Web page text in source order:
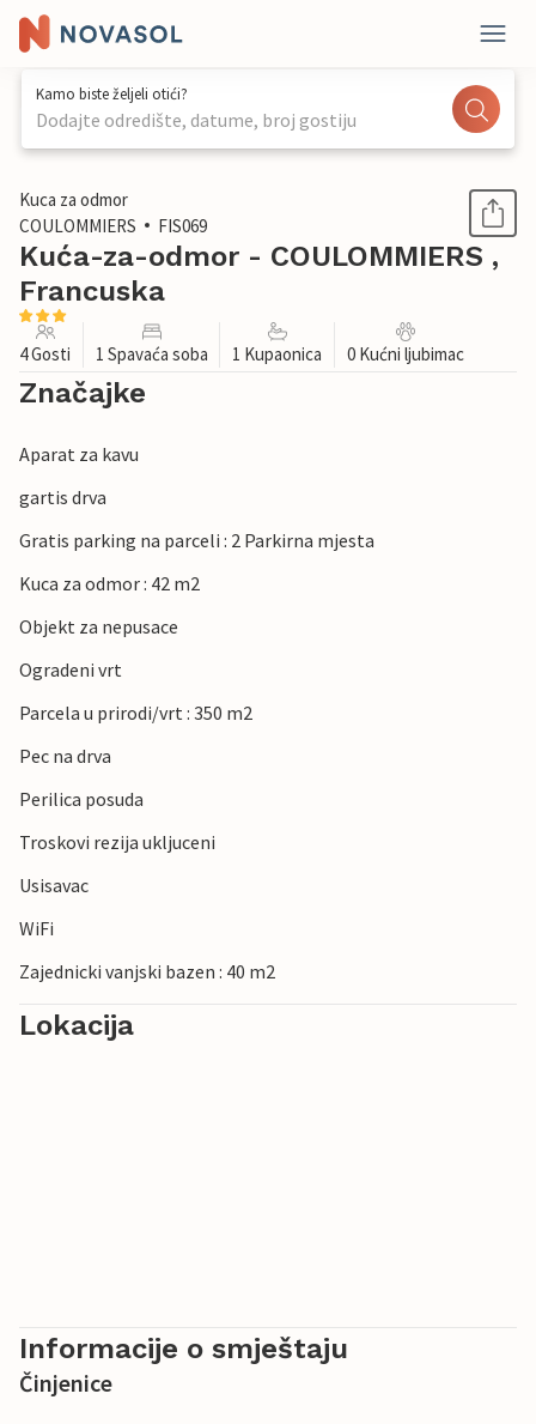
Kamo biste željeli otići?
Dodajte odredište, datume, broj gostiju
1 / 33
Kuca za odmor
COULOMMIERS
FIS069
Kuća-za-odmor - COULOMMIERS ,
Francuska
4 Gosti 1 Spavaća soba 1 Kupaonica 0 Kućni ljubimac
Značajke
Aparat za kavu
gartis drva
Gratis parking na parceli : 2 Parkirna mjesta
Kuca za odmor : 42 m2
Objekt za nepusace
Ogradeni vrt
Parcela u prirodi/vrt : 350 m2
Pec na drva
Perilica posuda
Troskovi rezija ukljuceni
Usisavac
WiFi
Zajednicki vanjski bazen : 40 m2
Lokacija
Informacije o smještaju
Činjenice